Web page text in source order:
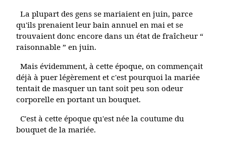
La plupart des gens se mariaient en juin, parce
qu'ils prenaient leur bain annuel en mai et se
trouvaient donc encore dans un état de fraîcheur “
raisonnable ” en juin.
Mais évidemment, à cette époque, on commençait
déjà à puer légèrement et c'est pourquoi la mariée
tentait de masquer un tant soit peu son odeur
corporelle en portant un bouquet.
C'est à cette époque qu'est née la coutume du
bouquet de la mariée.